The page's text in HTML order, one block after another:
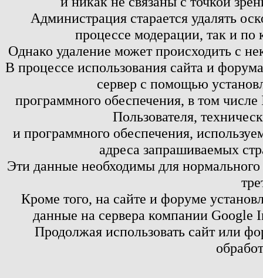
Администрация старается удалять
процессе модерации, так и по
Однако удаление может происходить с
В процессе использования сайта и
сервер с помощью
программного обеспечения, в том
Пользователя,
и программного обеспечения,
адреса запрашиваемых
Эти данные необходимы для
Кроме того, на сайте и форуме
данные на сервера компании
Продолжая использовать сайт или